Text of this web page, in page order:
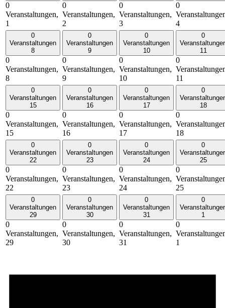
0
Veranstaltungen,
1
0
Veranstaltungen,
2
0
Veranstaltungen,
3
0
4
0
Veranstaltungen
8
0
Veranstaltungen,
8
0
Veranstaltungen
9
0
Veranstaltungen,
9
0
Veranstaltungen
10
0
Veranstaltungen,
10
0
11
0
11
0
Veranstaltungen
15
0
Veranstaltungen,
15
0
Veranstaltungen
16
0
Veranstaltungen,
16
0
Veranstaltungen
17
0
Veranstaltungen,
17
0
18
0
18
0
Veranstaltungen
22
0
Veranstaltungen,
22
0
Veranstaltungen
23
0
Veranstaltungen,
23
0
Veranstaltungen
24
0
Veranstaltungen,
24
0
25
0
25
0
Veranstaltungen
29
0
Veranstaltungen,
29
0
Veranstaltungen
30
0
Veranstaltungen,
30
0
Veranstaltungen
31
0
Veranstaltungen,
31
0
1
0
1